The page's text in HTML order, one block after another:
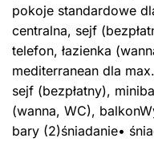
pokoje standardowe
centralna, sejf
telefon, łazienka
mediterranean dla
sejf (bezpłatny),
(wanna, WC),
bary (2)śniadanie•